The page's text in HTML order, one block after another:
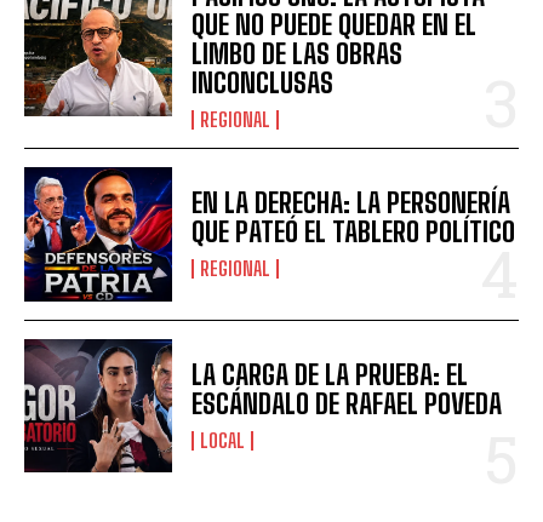
QUE NO PUEDE QUEDAR EN EL
LIMBO DE LAS OBRAS
INCONCLUSAS
REGIONAL
EN LA DERECHA: LA PERSONERÍA
QUE PATEÓ EL TABLERO POLÍTICO
REGIONAL
LA CARGA DE LA PRUEBA: EL
ESCÁNDALO DE RAFAEL POVEDA
LOCAL